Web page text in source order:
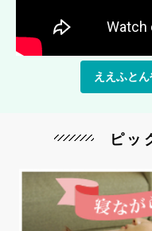
ええふと
ピッ